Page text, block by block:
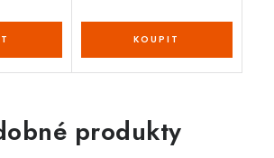
produkty